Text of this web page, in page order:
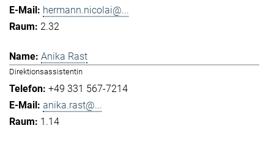
hermann.nicolai@...
2.32
Anika Rast
Direktionsassistentin
+49 331 567-7214
anika.rast@...
1.14